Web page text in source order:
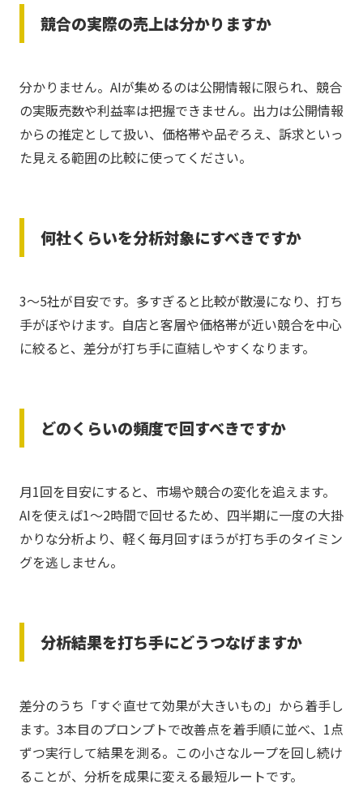
競合の実際の売上は分かりますか
分かりません。AIが集めるのは公開情報に限られ、競合
の実販売数や利益率は把握できません。出力は公開情報
からの推定として扱い、価格帯や品ぞろえ、訴求といっ
た見える範囲の比較に使ってください。
何社くらいを分析対象にすべきですか
3〜5社が目安です。多すぎると比較が散漫になり、打ち
手がぼやけます。自店と客層や価格帯が近い競合を中心
に絞ると、差分が打ち手に直結しやすくなります。
どのくらいの頻度で回すべきですか
月1回を目安にすると、市場や競合の変化を追えます。
AIを使えば1〜2時間で回せるため、四半期に一度の大掛
かりな分析より、軽く毎月回すほうが打ち手のタイミン
グを逃しません。
分析結果を打ち手にどうつなげますか
差分のうち「すぐ直せて効果が大きいもの」から着手し
ます。3本目のプロンプトで改善点を着手順に並べ、1点
ずつ実行して結果を測る。この小さなループを回し続け
ることが、分析を成果に変える最短ルートです。